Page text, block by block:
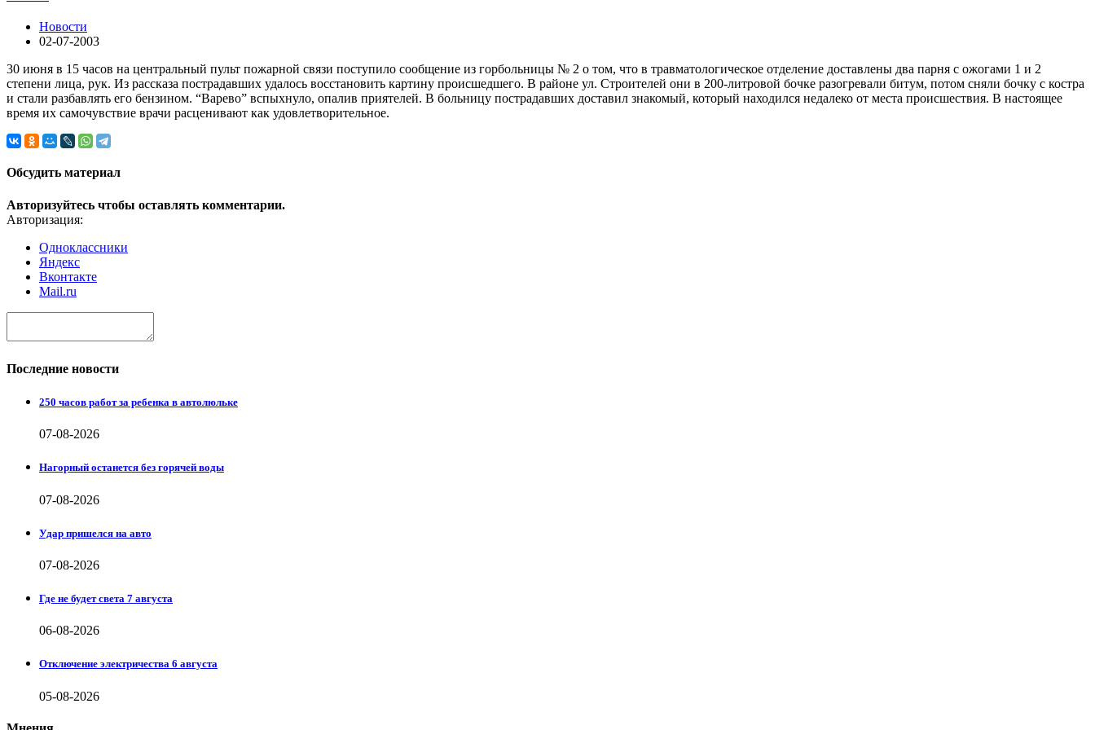
Новости
02-07-2003
30 июня в 15 часов на центральный пульт пожарной связи поступило сообщение из горбольницы № 2 о том, что в травматологическое отделение доставлены два парня с ожогами 1 и 2
степени лица, рук. Из рассказа пострадавших удалось восстановить картину происшедшего. В районе ул. Строителей они в 200-литровой бочке разогревали битум, потом сняли бочку с костра
и стали разбавлять его бензином. “Варево” вспыхнуло, опалив приятелей. В больницу пострадавших доставил знакомый, который находился недалеко от места происшествия. В настоящее
время их самочувствие врачи расценивают как удовлетворительное.
Обсудить материал
Авторизуйтесь чтобы оставлять комментарии.
Авторизация:
Одноклассники
Яндекс
Вконтакте
Mail.ru
Последние новости
250 часов работ за ребенка в автолюльке
07-08-2026
Нагорный останется без горячей воды
07-08-2026
Удар пришелся на авто
07-08-2026
Где не будет света 7 августа
06-08-2026
Отключение электричества 6 августа
05-08-2026